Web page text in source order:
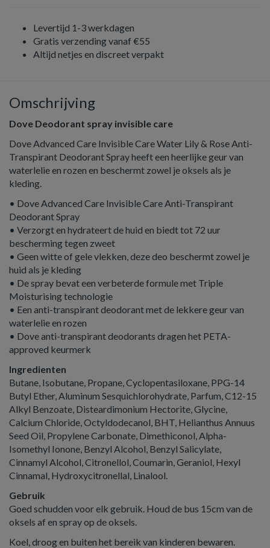
Levertijd 1-3 werkdagen
Gratis verzending vanaf €55
Altijd netjes en discreet verpakt
Omschrijving
Dove Deodorant spray invisible care
Dove Advanced Care Invisible Care Water Lily & Rose Anti-
Transpirant Deodorant Spray heeft een heerlijke geur van
waterlelie en rozen en beschermt zowel je oksels als je
kleding.
• Dove Advanced Care Invisible Care Anti-Transpirant
Deodorant Spray
• Verzorgt en hydrateert de huid en biedt tot 72 uur
bescherming tegen zweet
• Geen witte of gele vlekken, deze deo beschermt zowel je
huid als je kleding
• De spray bevat een verbeterde formule met Triple
Moisturising technologie
• Een anti-transpirant deodorant met de lekkere geur van
waterlelie en rozen
• Dove anti-transpirant deodorants dragen het PETA-
approved keurmerk
Ingredienten
Butane, Isobutane, Propane, Cyclopentasiloxane, PPG-14
Butyl Ether, Aluminum Sesquichlorohydrate, Parfum, C12-15
Alkyl Benzoate, Disteardimonium Hectorite, Glycine,
Calcium Chloride, Octyldodecanol, BHT, Helianthus Annuus
Seed Oil, Propylene Carbonate, Dimethiconol, Alpha-
Isomethyl Ionone, Benzyl Alcohol, Benzyl Salicylate,
Cinnamyl Alcohol, Citronellol, Coumarin, Geraniol, Hexyl
Cinnamal, Hydroxycitronellal, Linalool.
Gebruik
Goed schudden voor elk gebruik. Houd de bus 15cm van de
oksels af en spray op de oksels.
Koel, droog en buiten het bereik van kinderen bewaren.